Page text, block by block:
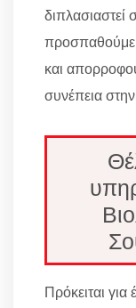
διπλασιαστεί
και
συνέπεια στην
Πρόκειται για